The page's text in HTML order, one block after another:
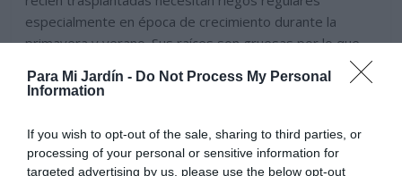
Para Mi Jardín - Do Not Process My Personal
Information
If you wish to opt-out of the sale, sharing to third parties, or
processing of your personal or sensitive information for
targeted advertising by us, please use the below opt-out
especialmente en época de crecimiento durante la
primavera y verano. Sus raíces son gruesas por lo que
las plantas adultas bien establecidas sobre el terreno
soportan periodos de sequía. Es aconsejable dejar
pudrición de raíces.
.